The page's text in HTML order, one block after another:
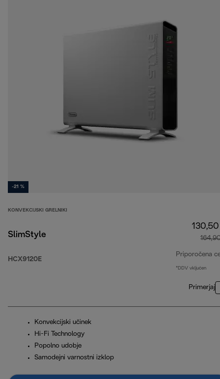
-21 %
KONVEKCIJSKI GRELNIKI
SlimStyle
HCX9120E
Priporočena
*DDV vključen
Primerjaj
Konvekcijski učinek
Hi-Fi Technology
Popolno udobje
Samodejni varnostni izklop